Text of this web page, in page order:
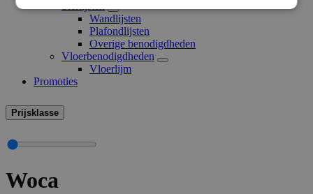
Wandlijsten
Plafondlijsten
Overige benodigdheden
Vloerbenodigdheden
Vloerlijm
Promoties
Prijsklasse
Woca